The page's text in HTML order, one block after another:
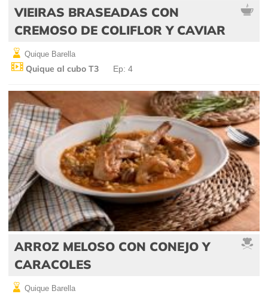
VIEIRAS BRASEADAS CON
CREMOSO DE COLIFLOR Y CAVIAR
Quique Barella
Quique al cubo T3 Ep: 4
ARROZ MELOSO CON CONEJO Y
CARACOLES
Quique Barella